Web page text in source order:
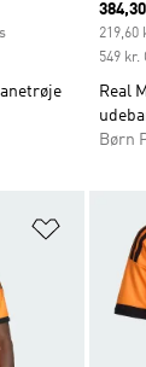
219,60
549
Real
Børn
Føj til